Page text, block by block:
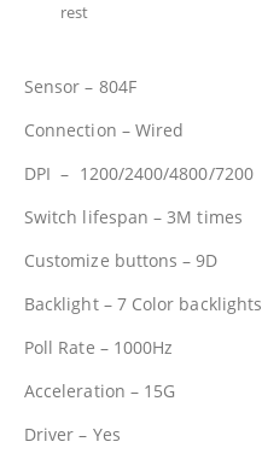
rest
Sensor – 804F
Connection – Wired
DPI – 1200/2400/4800/7200
Switch lifespan – 3M times
Customize buttons – 9D
Backlight – 7 Color backlights
Poll Rate – 1000Hz
Acceleration – 15G
Driver – Yes